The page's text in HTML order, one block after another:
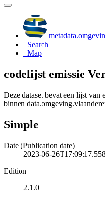
Search
Map
codelijst emissie
Deze dataset bevat een lijst van
binnen
Simple
Date (Publication date)
2023-06-
Edition
2.1.0